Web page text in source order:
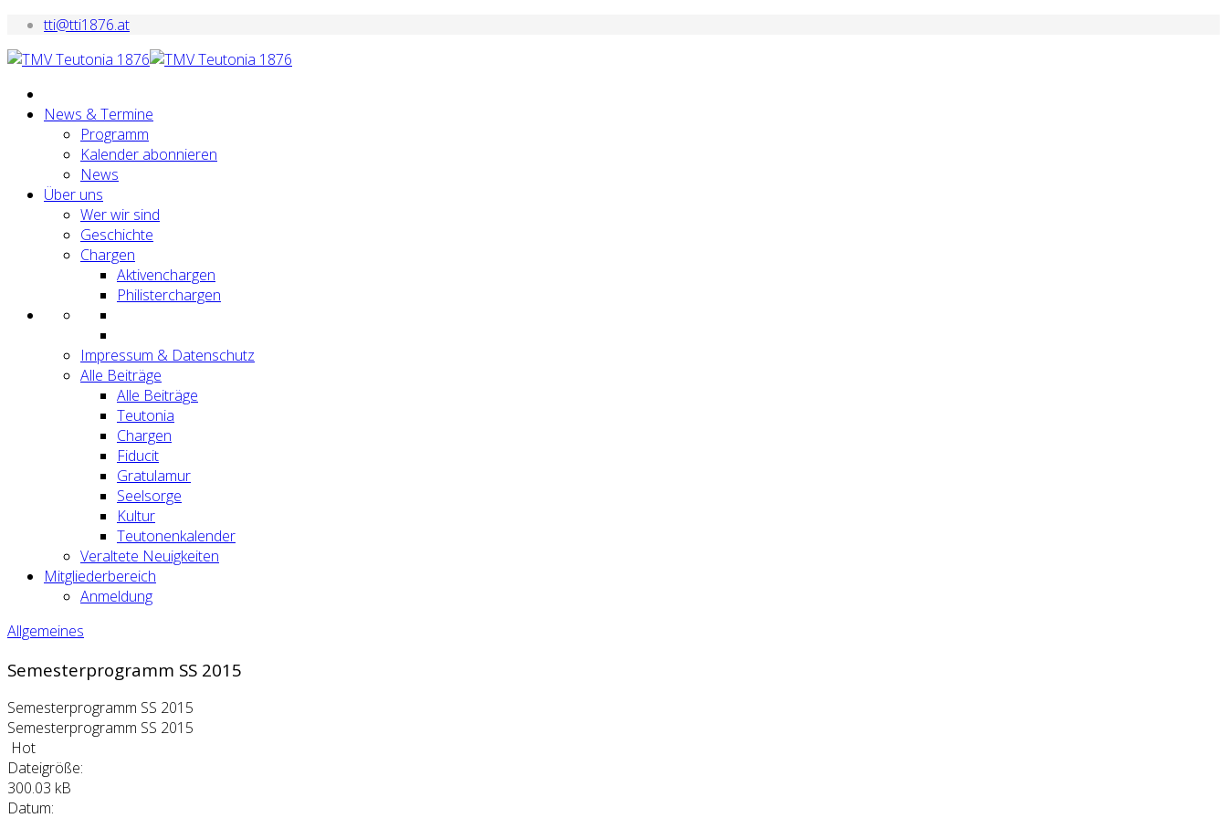
tti@tti1876.at
News & Termine
Programm
Kalender abonnieren
News
Über uns
Wer wir sind
Geschichte
Chargen
Aktivenchargen
Philisterchargen
Impressum & Datenschutz
Alle Beiträge
Alle Beiträge
Teutonia
Chargen
Fiducit
Gratulamur
Seelsorge
Kultur
Teutonenkalender
Veraltete Neuigkeiten
Mitgliederbereich
Anmeldung
Allgemeines
Semesterprogramm SS 2015
Semesterprogramm SS 2015
Semesterprogramm SS 2015
Hot
Dateigröße:
300.03 kB
Datum: